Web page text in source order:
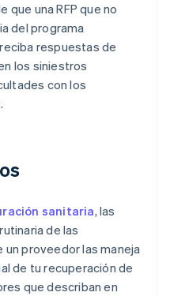
que una RFP que no
del programa
respuestas de
los siniestros
con los
sanitaria, las
de las
un proveedor las maneja
de tu recuperación de
que describan en